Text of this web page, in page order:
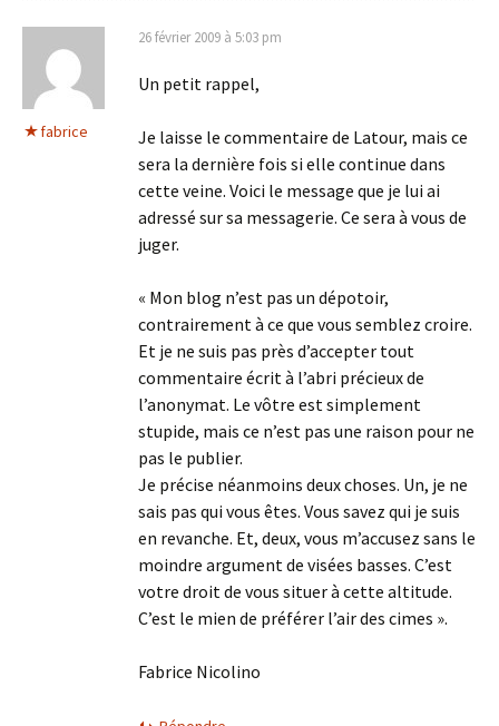
fabrice
26 février 2009 à 5:03 pm
Un petit rappel,
Je laisse le commentaire de Latour, mais ce
sera la dernière fois si elle continue dans
cette veine. Voici le message que je lui ai
adressé sur sa messagerie. Ce sera à vous de
juger.
« Mon blog n’est pas un dépotoir,
contrairement à ce que vous semblez croire.
Et je ne suis pas près d’accepter tout
commentaire écrit à l’abri précieux de
l’anonymat. Le vôtre est simplement
stupide, mais ce n’est pas une raison pour ne
pas le publier.
Je précise néanmoins deux choses. Un, je ne
sais pas qui vous êtes. Vous savez qui je suis
en revanche. Et, deux, vous m’accusez sans le
moindre argument de visées basses. C’est
votre droit de vous situer à cette altitude.
C’est le mien de préférer l’air des cimes ».
Fabrice Nicolino